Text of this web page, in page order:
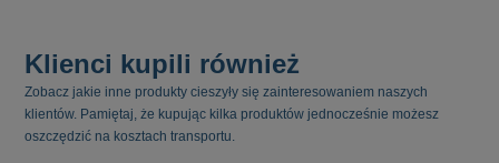
Klienci kupili również
Zobacz jakie inne produkty cieszyły się zainteresowaniem naszych
klientów. Pamiętaj, że kupując kilka produktów jednocześnie możesz
oszczędzić na kosztach transportu.